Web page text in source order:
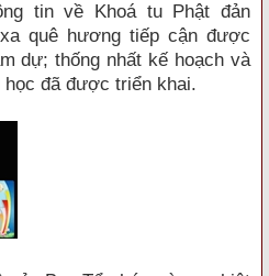
tin về Khoá tu Phật đản
quê hương tiếp cận được
dự; thống nhất kế hoạch và
đã được triển khai.